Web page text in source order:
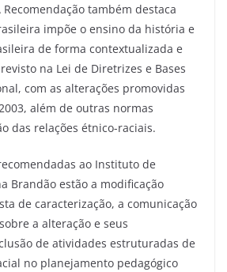
também destaca
impõe o ensino da história e
de forma contextualizada e
na Lei de Diretrizes e Bases
com as alterações promovidas
além de outras normas
das relações étnico-raciais.
ao Instituto de
Brandão estão a modificação
de caracterização, a comunicação
a alteração e seus
de atividades estruturadas de
no planejamento pedagógico